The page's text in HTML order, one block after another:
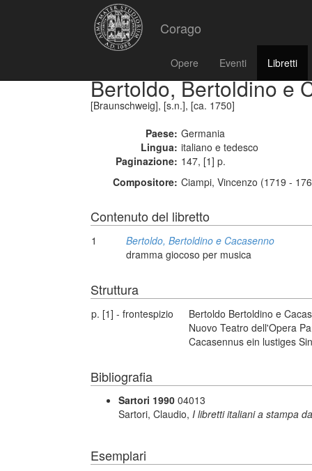
Corago
Opere Eventi Libretti
Bertoldo, Bertoldino e
[Braunschweig], [s.n.], [ca. 1750]
Paese: Germania
Lingua: italiano e tedesco
Paginazione: 147, [1] p.
Compositore: Ciampi, Vincenzo (1719 -
Contenuto del libretto
1
Bertoldo, Bertoldino e Cacasenno
dramma giocoso per musica
Struttura
p. [1] - frontespizio
Bertoldo Bertoldino e
Nuovo Teatro dell'Opera
Cacasennus ein lustiges
Bibliografia
Sartori 1990 04013
Sartori, Claudio, I libretti italiani a stampa
Esemplari